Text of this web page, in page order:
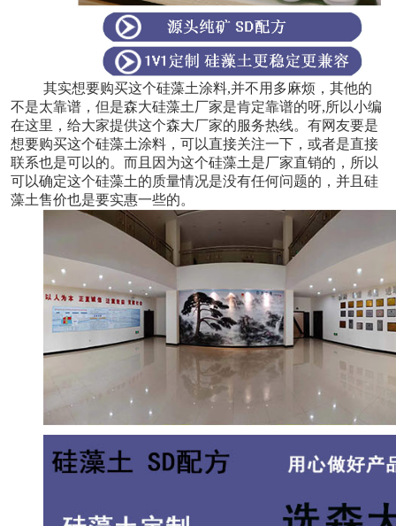
其实想要购买这个硅藻土涂料,并不用多麻烦，其他的
不是太靠谱，但是森大硅藻土厂家是肯定靠谱的呀,所以小编
在这里，给大家提供这个森大厂家的服务热线。有网友要是
想要购买这个硅藻土涂料，可以直接关注一下，或者是直接
联系也是可以的。而且因为这个硅藻土是厂家直销的，所以
可以确定这个硅藻土的质量情况是没有任何问题的，并且硅
藻土售价也是要实惠一些的。